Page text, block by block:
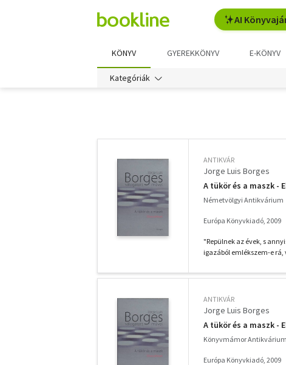
AI
KÖNYV GYEREKKÖNYV E-KÖNYV
Kategóriák
ANTIKVÁR
Jorge Luis Borges
A tükör és a maszk -
Németvölgyi Antikvárium
Európa Könyvkiadó, 2009
"Repülnek az évek, s
igazából emlékszem-e
ANTIKVÁR
Jorge Luis Borges
A tükör és a maszk -
Könyvmámor Antikvárium
Európa Könyvkiadó, 2009